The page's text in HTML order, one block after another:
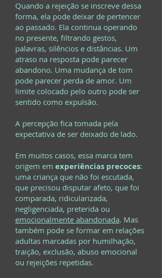
Quando a rejeição se inscreve dessa
forma, ela pode deixar de pertencer
ao passado. Ela continua operando
no presente, filtrando gestos,
palavras, silêncios e distâncias. Um
atraso na resposta pode parecer
abandono. Uma mudança de tom
pode parecer perda de amor. Um
limite colocado pelo outro pode ser
sentido como expulsão.
A percepção fica tomada pela
expectativa de ser deixado de lado.
Em muitos casos, essa marca tem
origem em experiências precoces:
uma criança que não foi escutada,
que precisou disputar afeto, que foi
comparada, ridicularizada,
negligenciada, preterida ou
emocionalmente abandonada. Mas
também pode se formar em relações
adultas marcadas por humilhação,
traição, exclusão, abuso emocional
ou rejeições repetidas.